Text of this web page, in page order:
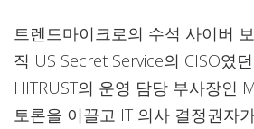
트렌드마이크로의 수석 사이버
직 US Secret Service의 CISO였
HITRUST의 운영 담당 부사장인
토론을 이끌고 IT 의사 결정권자